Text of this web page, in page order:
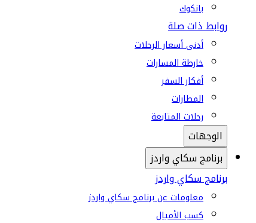
بانكوك
روابط ذات صلة
أدنى أسعار الرحلات
خارطة المسارات
أفكار السفر
المطارات
رحلات المتابعة
الوجهات
برنامج سكاي واردز
برنامج سكاي واردز
معلومات عن برنامج سكاي واردز
كسب الأميال